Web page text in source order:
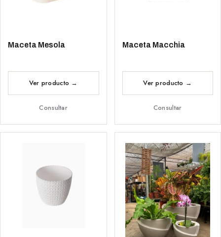
Maceta Mesola
Consultar
Maceta Macchia
Consultar